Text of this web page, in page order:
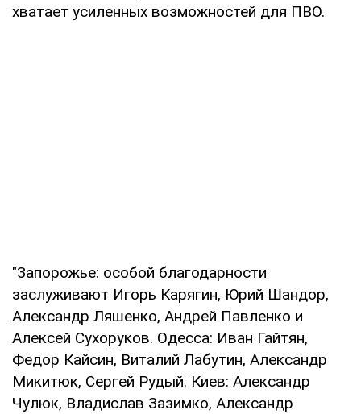
хватает усиленных возможностей для ПВО.
"Запорожье: особой благодарности
заслуживают Игорь Карягин, Юрий Шандор,
Александр Ляшенко, Андрей Павленко и
Алексей Сухоруков. Одесса: Иван Гайтян,
Федор Кайсин, Виталий Лабутин, Александр
Микитюк, Сергей Рудый. Киев: Александр
Чулюк, Владислав Зазимко, Александр